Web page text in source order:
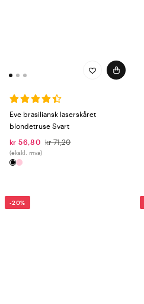
Eve brasiliansk laserskåret
blondetruse Svart
kr 56,80 kr 71,20
(ekskl. mva)
-20%